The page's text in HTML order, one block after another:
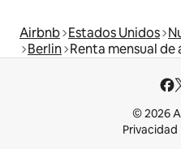
Airbnb Estados Unidos
Berlin Renta mensual
© 2026
Privacidad